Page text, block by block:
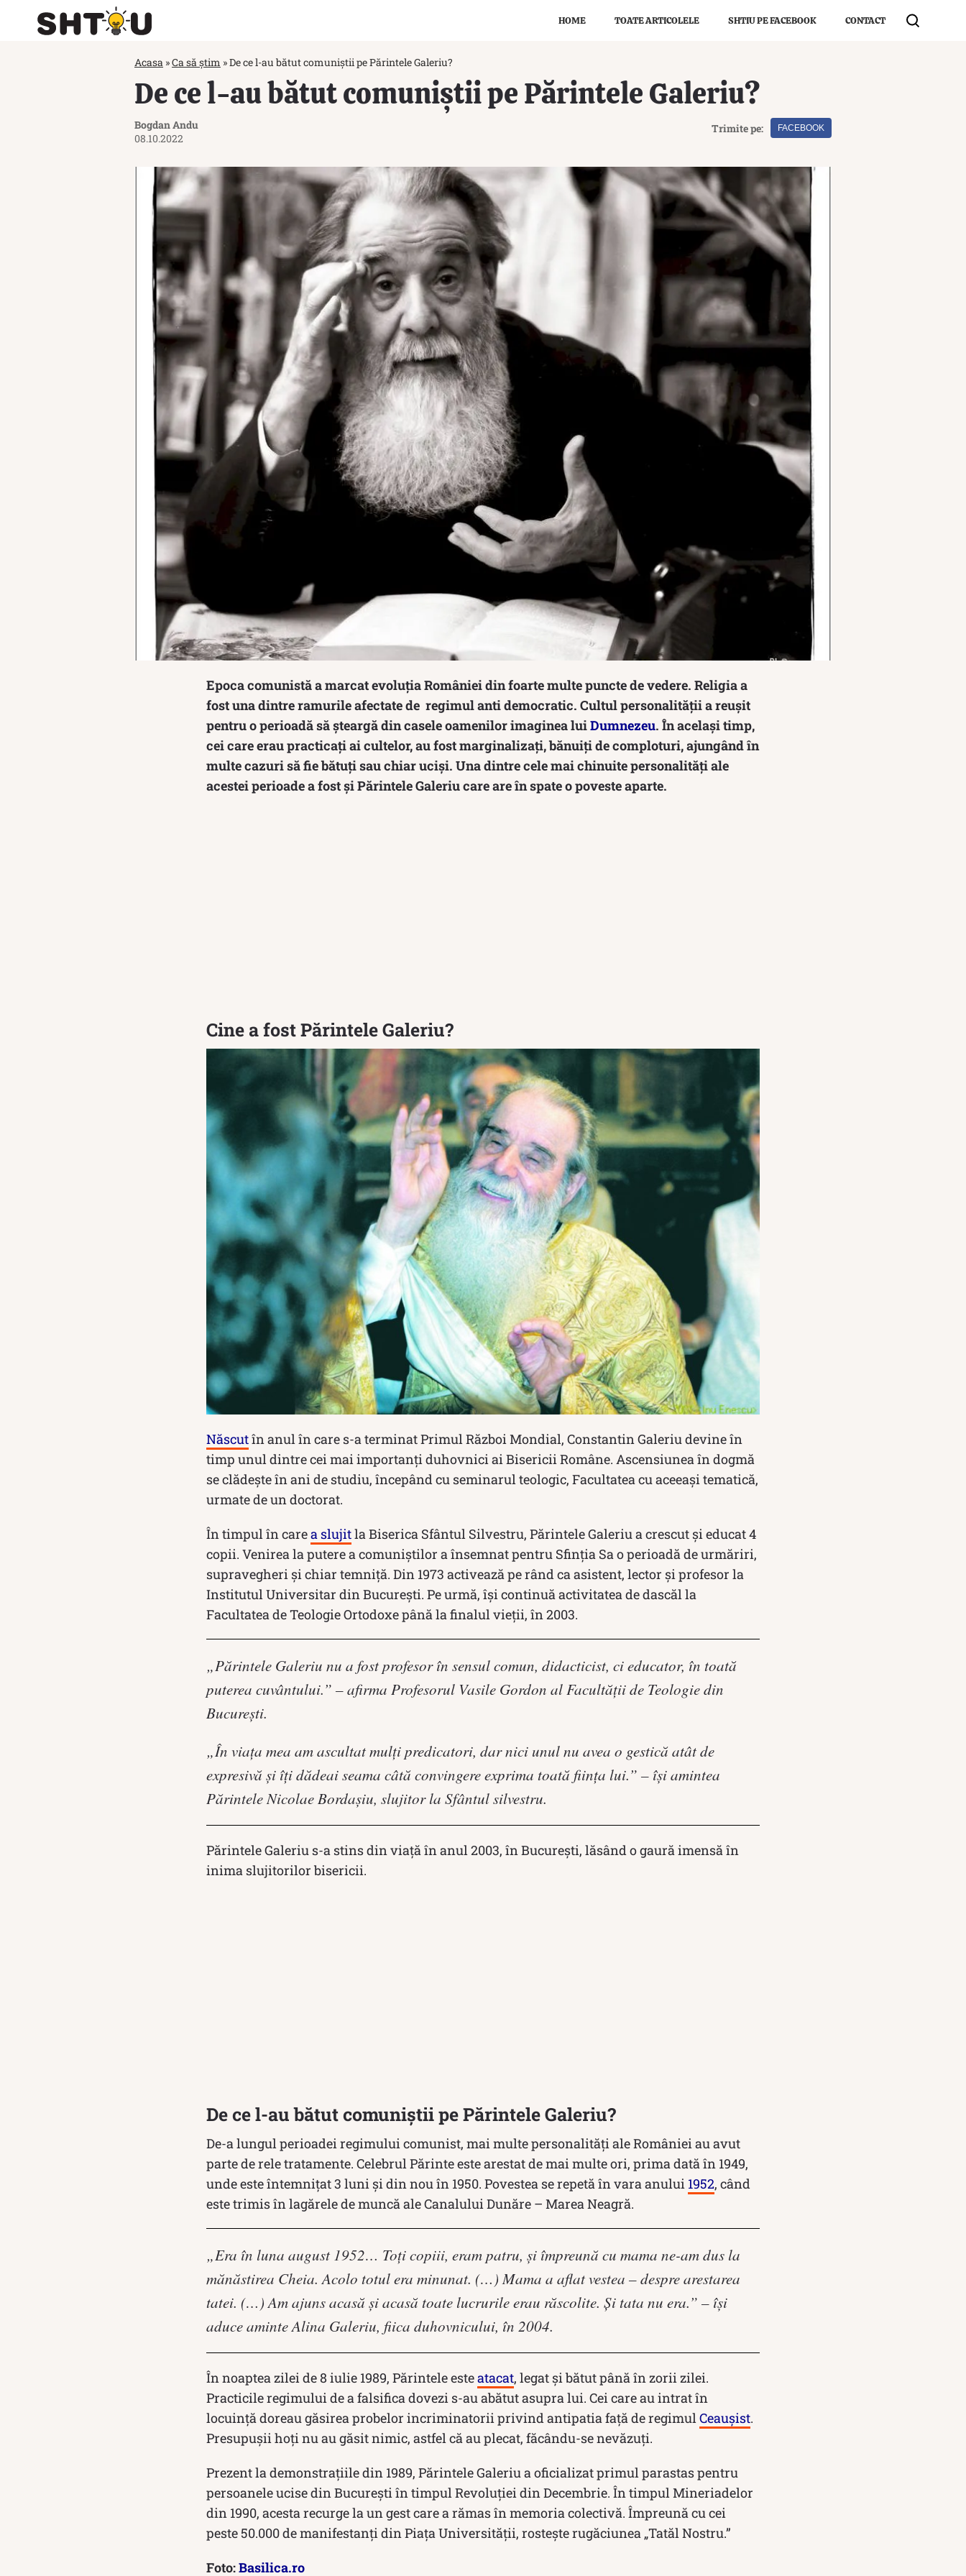
HOME TOATE ARTICOLELE SHTIU PE FACEBOOK CONTACT
Acasa »Ca să știm »De ce l-au bătut comuniștii pe Părintele Galeriu?
De ce l-au bătut comuniștii pe Părintele Galeriu?
Bogdan Andu
08.10.2022
Trimite pe: FACEBOOK
Epoca comunistă a marcat evoluția României din foarte multe puncte de vedere. Religia a
fost una dintre ramurile afectate de regimul anti democratic. Cultul personalității a reușit
pentru o perioadă să șteargă din casele oamenilor imaginea luiDumnezeu. În același timp,
cei care erau practicați ai cultelor, au fost marginalizați, bănuiți de comploturi, ajungând în
multe cazuri să fie bătuți sau chiar uciși. Una dintre cele mai chinuite personalități ale
acestei perioade a fost și Părintele Galeriu care are în spate o poveste aparte.
Cine a fost Părintele Galeriu?
Născutîn anul în care s-a terminat Primul Război Mondial, Constantin Galeriu devine în
timp unul dintre cei mai importanți duhovnici ai Bisericii Române. Ascensiunea în dogmă
se clădește în ani de studiu, începând cu seminarul teologic, Facultatea cu aceeași tematică,
urmate de un doctorat.
În timpul în carea slujitla Biserica Sfântul Silvestru, Părintele Galeriu a crescut și educat 4
copii. Venirea la putere a comuniștilor a însemnat pentru Sfinția Sa o perioadă de urmăriri,
supravegheri și chiar temniță. Din 1973 activează pe rând ca asistent, lector și profesor la
Institutul Universitar din București. Pe urmă, își continuă activitatea de dascăl la
Facultatea de Teologie Ortodoxe până la finalul vieții, în 2003.
„Părintele Galeriu nu a fost profesor în sensul comun, didacticist, ci educator, în toată
puterea cuvântului.” – afirma Profesorul Vasile Gordon al Facultății de Teologie din
București.
„În viața mea am ascultat mulți predicatori, dar nici unul nu avea o gestică atât de
expresivă și îți dădeai seama câtă convingere exprima toată ființa lui.” – își amintea
Părintele Nicolae Bordașiu, slujitor la Sfântul silvestru.
Părintele Galeriu s-a stins din viață în anul 2003, în București, lăsând o gaură imensă în
inima slujitorilor bisericii.
De ce l-au bătut comuniștii pe Părintele Galeriu?
De-a lungul perioadei regimului comunist, mai multe personalități ale României au avut
parte de rele tratamente. Celebrul Părinte este arestat de mai multe ori, prima dată în 1949,
unde este întemnițat 3 luni și din nou în 1950. Povestea se repetă în vara anului 1952, când
este trimis în lagărele de muncă ale Canalului Dunăre – Marea Neagră.
„Era în luna august 1952… Toți copiii, eram patru, și împreună cu mama ne-am dus la
mănăstirea Cheia. Acolo totul era minunat. (…) Mama a aflat vestea – despre arestarea
tatei. (…) Am ajuns acasă și acasă toate lucrurile erau răscolite. Și tata nu era.” – își
aduce aminte Alina Galeriu, fiica duhovnicului, în 2004.
În noaptea zilei de 8 iulie 1989, Părintele esteatacat, legat și bătut până în zorii zilei.
Practicile regimului de a falsifica dovezi s-au abătut asupra lui. Cei care au intrat în
locuință doreau găsirea probelor incriminatorii privind antipatia față de regimul Ceaușist.
Presupușii hoți nu au găsit nimic, astfel că au plecat, făcându-se nevăzuți.
Prezent la demonstrațiile din 1989, Părintele Galeriu a oficializat primul parastas pentru
persoanele ucise din București în timpul Revoluției din Decembrie. În timpul Mineriadelor
din 1990, acesta recurge la un gest care a rămas în memoria colectivă. Împreună cu cei
peste 50.000 de manifestanți din Piața Universității, rostește rugăciunea „Tatăl Nostru.”
Foto:Basilica.ro